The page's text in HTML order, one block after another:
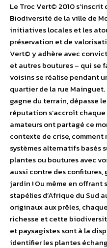
Le Troc Vert© 2010 s’inscrit
Biodiversité de la ville de
initiatives locales et les
préservation et de
Vert© y adhère avec
et autres boutures – qui se
voisins se réalise pendant
quartier de la rue Mainguet.
gagne du terrain, dépasse
réputation s’accroît
amateurs ont partagé ce
contexte de crise, comment
systèmes alternatifs basés
plantes ou boutures avec
aussi contre des
jardin ! Ou même en offrant
stapélies d’Afrique du Sud
originaux aux prêles,
richesse et cette
et paysagistes sont à la
identifier les plantes